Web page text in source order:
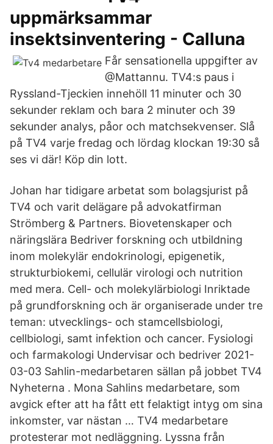
uppmärksammar
insektsinventering - Calluna
Får sensationella uppgifter av
@Mattannu. TV4:s paus i
Ryssland-Tjeckien innehöll 11 minuter och 30
sekunder reklam och bara 2 minuter och 39
sekunder analys, påor och matchsekvenser. Slå
på TV4 varje fredag och lördag klockan 19:30 så
ses vi där! Köp din lott.
Johan har tidigare arbetat som bolagsjurist på
TV4 och varit delägare på advokatfirman
Strömberg & Partners. Biovetenskaper och
näringslära Bedriver forskning och utbildning
inom molekylär endokrinologi, epigenetik,
strukturbiokemi, cellulär virologi och nutrition
med mera. Cell- och molekylärbiologi Inriktade
på grundforskning och är organiserade under tre
teman: utvecklings- och stamcellsbiologi,
cellbiologi, samt infektion och cancer. Fysiologi
och farmakologi Undervisar och bedriver 2021-
03-03 Sahlin-medarbetaren sällan på jobbet TV4
Nyheterna . Mona Sahlins medarbetare, som
avgick efter att ha fått ett felaktigt intyg om sina
inkomster, var nästan … TV4 medarbetare
protesterar mot nedläggning. Lyssna från